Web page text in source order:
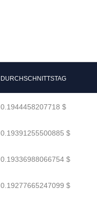
DURCHSCHNITTSTAG
0.1944458207718 $
0.19391255500885 $
0.19336988066754 $
0.19277665247099 $